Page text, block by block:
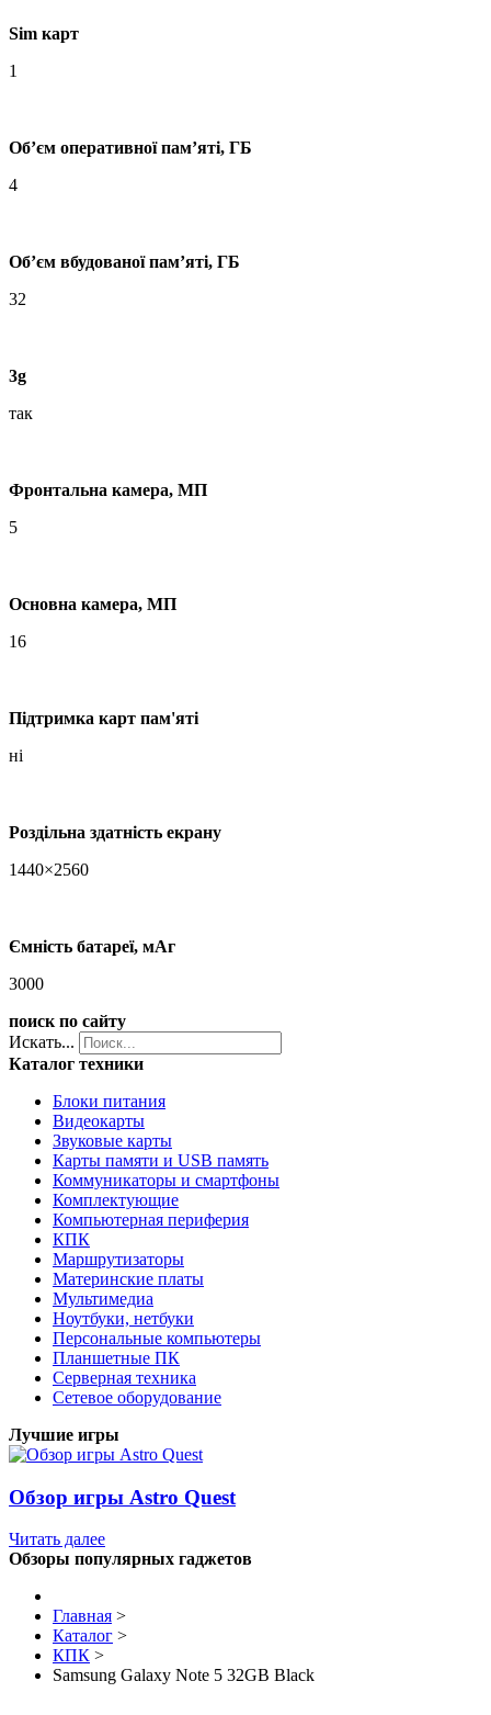
Sim карт
1
Об’єм оперативної пам’яті, ГБ
4
Об’єм вбудованої пам’яті, ГБ
32
3g
так
Фронтальна камера, МП
5
Основна камера, МП
16
Підтримка карт пам'яті
ні
Роздільна здатність екрану
1440×2560
Ємність батареї, мАг
3000
поиск по сайту
Искать...
Каталог техники
Блоки питания
Видеокарты
Звуковые карты
Карты памяти и USB память
Коммуникаторы и смартфоны
Комплектующие
Компьютерная периферия
КПК
Маршрутизаторы
Материнские платы
Мультимедиа
Ноутбуки, нетбуки
Персональные компьютеры
Планшетные ПК
Серверная техника
Сетевое оборудование
Лучшие игры
Обзор игры Astro Quest
Читать далее
Обзоры популярных гаджетов
Главная >
Каталог >
КПК >
Samsung Galaxy Note 5 32GB Black